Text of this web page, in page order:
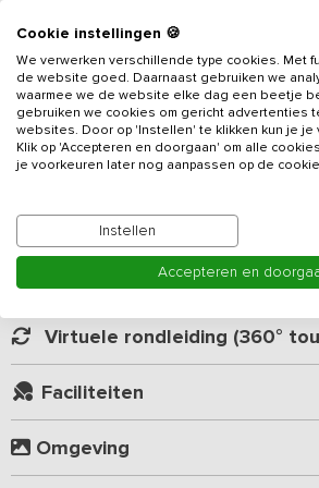
gerenoveerde vakantieboerderij voor
Tijdens de renovatie zijn vele authentieke
gebleven. Kom genieten van de rust en
wandelend of met de fiets het
dat zich kenmerkt door landerijen, bossen
Ditvakantieadresis voorzien van 5
badkamers. De woonkamer heeft een
gezamenlijk eten. De moderne keuken
fornuis, oven en vaatwasser. In de berging
en droger. Op de bovenverdieping vind je
ruimte met audio, Xbox360 en een Wii. De
beschikt tevens over airconditioning.
Je beschikt over een eigen tuin met uitzicht
Lees meer
Kamer indeling
Geverifieerde beoordelingen
Virtuele rondleiding (360°
Faciliteiten
Omgeving
Cookie instellingen 🍪
We verwerken verschillende type cookies. Met
de website goed. Daarnaast gebruiken we
waarmee we de website elke dag een beetje
gebruiken we cookies om gericht advertenties
websites. Door op 'Instellen' te klikken kun je je
Klik op 'Accepteren en doorgaan' om alle
je voorkeuren later nog aanpassen op de
Instellen
Accepteren en